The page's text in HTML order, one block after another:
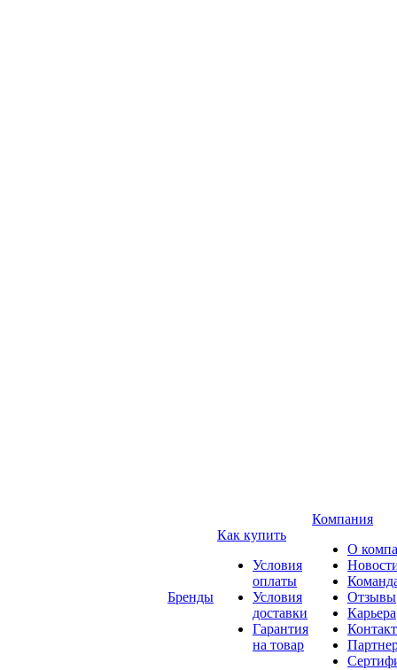
Бренды
Как купить
Условия
оплаты
Условия
доставки
Гарантия
на товар
Компания
О
Отзывы
Карьера